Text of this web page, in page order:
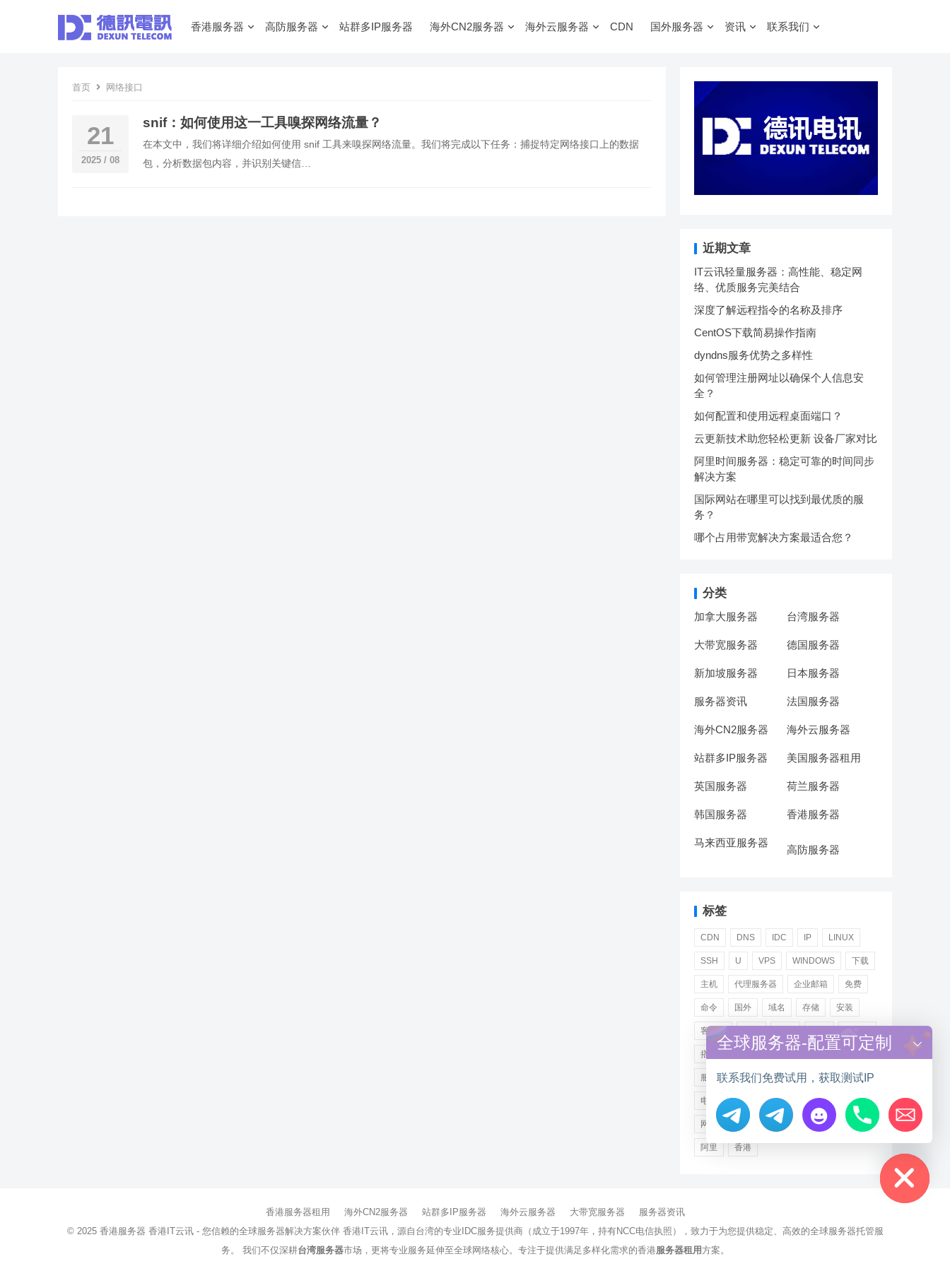
香港服务器 高防服务器 站群多IP服务器 海外CN2服务器 海外云服务器 CDN 国外服务器 资讯 联系我们
首页 网络接口
21
2025 / 08
snif：如何使用这一工具嗅探网络流量？
在本文中，我们将详细介绍如何使用 snif 工具来嗅探网络流量。我们将完成以下任务：捕捉特定网络接口上的数据
包，分析数据包内容，并识别关键信…
近期文章
IT云讯轻量服务器：高性能、稳定网
络、优质服务完美结合
深度了解远程指令的名称及排序
CentOS下载简易操作指南
dyndns服务优势之多样性
如何管理注册网址以确保个人信息安
全？
如何配置和使用远程桌面端口？
云更新技术助您轻松更新 设备厂家对比
阿里时间服务器：稳定可靠的时间同步
解决方案
国际网站在哪里可以找到最优质的服
务？
哪个占用带宽解决方案最适合您？
分类
加拿大服务器 台湾服务器
大带宽服务器 德国服务器
新加坡服务器 日本服务器
服务器资讯 法国服务器
海外CN2服务器 海外云服务器
站群多IP服务器 美国服务器租用
英国服务器 荷兰服务器
韩国服务器 香港服务器
马来西亚服务器
高防服务器
标签
CDN DNS IDC IP LINUX
SSH U VPS WINDOWS 下载
主机 代理服务器 企业邮箱 免费
命令 国外 域名 存储 安装
客户端
搭建 操作步骤 文件 服务
服务器 注册 海外 游戏 用户
电讯 登录 百度 租用 网站
网络 腾讯 虚拟主机 证书 配置
阿里 香港
香港服务器租用 海外CN2服务器 站群多IP服务器 海外云服务器 大带宽服务器
服务器资讯
© 2025 香港服务器 香港IT云讯 - 您信赖的全球服务器解决方案伙伴 香港IT云讯，源自台湾的专业IDC服务提供商（成立于1997年，持有NCC电信执照），致力于为您提供稳定、高效的全球服务器托管服
务。 我们不仅深耕台湾服务器市场，更将专业服务延伸至全球网络核心。专注于提供满足多样化需求的香港服务器租用方案。
Hide chaty
全球服务器-配置可定制
联系我们免费试用，获取测试IP